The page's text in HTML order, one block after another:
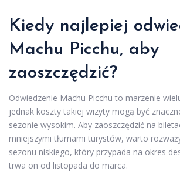
Kiedy najlepiej
Machu Picchu, aby
zaoszczędzić?
Odwiedzenie Machu Picchu to marzenie
jednak koszty takiej wizyty mogą być
sezonie wysokim. Aby zaoszczędzić na
mniejszymi tłumami turystów, warto
sezonu niskiego, który przypada na okres
trwa on od listopada do marca.